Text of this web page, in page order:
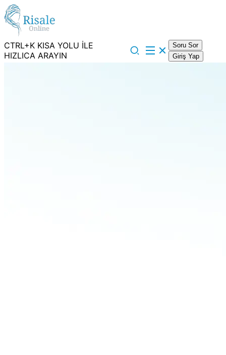
CTRL+K KISA YOLU İLE
HIZLICA ARAYIN
Soru Sor
Giriş Yap